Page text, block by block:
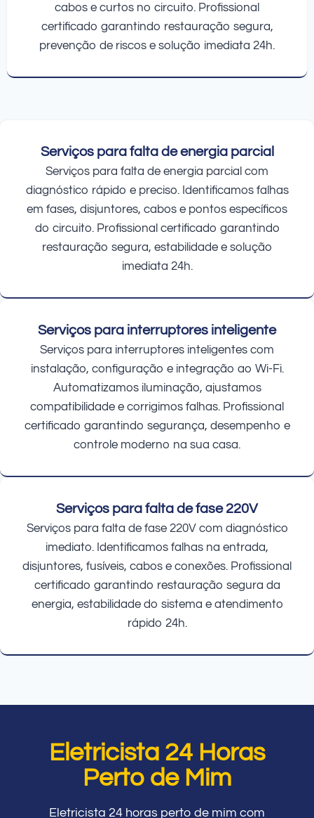
cabos e curtos no circuito. Profissional
certificado garantindo restauração segura,
prevenção de riscos e solução imediata 24h.
Serviços para falta de energia parcial
Serviços para falta de energia parcial com
diagnóstico rápido e preciso. Identificamos falhas
em fases, disjuntores, cabos e pontos específicos
do circuito. Profissional certificado garantindo
restauração segura, estabilidade e solução
imediata 24h.
Serviços para interruptores inteligente
Serviços para interruptores inteligentes com
instalação, configuração e integração ao Wi-Fi.
Automatizamos iluminação, ajustamos
compatibilidade e corrigimos falhas. Profissional
certificado garantindo segurança, desempenho e
controle moderno na sua casa.
Serviços para falta de fase 220V
Serviços para falta de fase 220V com diagnóstico
imediato. Identificamos falhas na entrada,
disjuntores, fusíveis, cabos e conexões. Profissional
certificado garantindo restauração segura da
energia, estabilidade do sistema e atendimento
rápido 24h.
Eletricista 24 Horas
Perto de Mim
Eletricista 24 horas perto de mim com